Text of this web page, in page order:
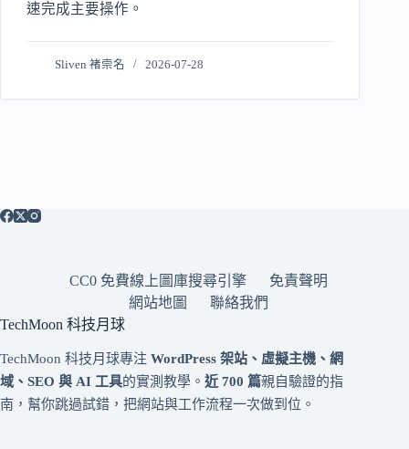
速完成主要操作。
Sliven 褚崇名 2026-07-28
CC0 免費線上圖庫搜尋引擎
免責聲明
網站地圖
聯絡我們
TechMoon 科技月球
TechMoon 科技月球專注 WordPress 架站、虛擬主機、網
域、SEO 與 AI 工具的實測教學。 近 700 篇親自驗證的指
南，幫你跳過試錯，把網站與工作流程一次做到位。